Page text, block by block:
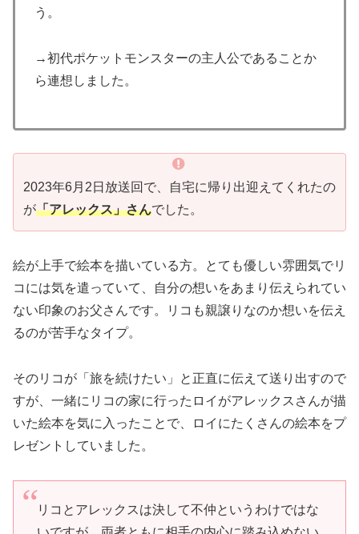
う。
→初代ポケットモンスターの主人公であることか
ら連想しました。
2023年6月2日放送回で、自宅に帰り出迎えてくれたの
が「アレックス」さんでした。
絵が上手で絵本を描いている方。とても優しい雰囲気でリ
コには気を遣っていて、自分の想いをあまり伝えられてい
ない印象のお父さんです。リコも親譲りなのか想いを伝え
るのが苦手なタイプ。
そのリコが「旅を続けたい」と正直に伝えて送り出すので
すが、一緒にリコの家に行ったロイがアレックスさんが描
いた絵本を気に入ったことで、ロイにたくさんの絵本をプ
レゼントしていました。
リコとアレックスは決して不仲というわけではな